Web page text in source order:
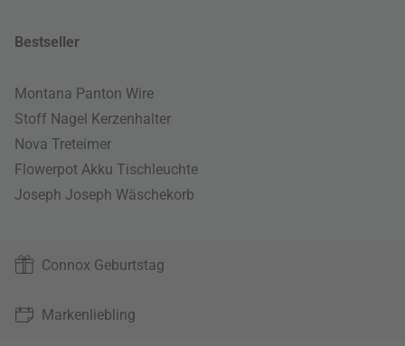
Bestseller
Montana Panton Wire
Stoff Nagel Kerzenhalter
Nova Treteimer
Flowerpot Akku Tischleuchte
Joseph Joseph Wäschekorb
Connox Geburtstag
Markenliebling